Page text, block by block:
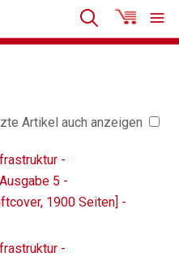
Artikel auch anzeigen
-
5 -
1900 Seiten] -
-